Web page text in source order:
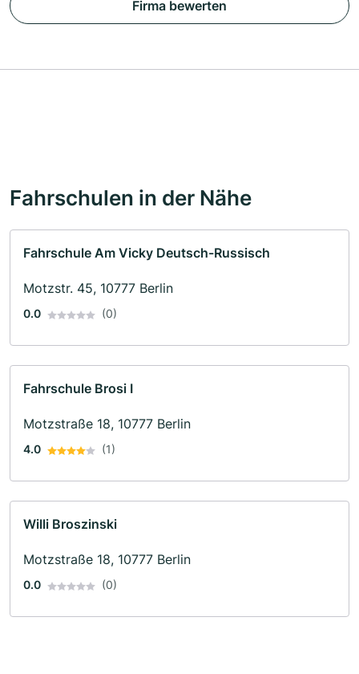
Firma bewerten
Fahrschulen in der Nähe
Fahrschule Am Vicky Deutsch-Russisch
Motzstr. 45, 10777 Berlin
0.0 (0)
Fahrschule Brosi I
Motzstraße 18, 10777 Berlin
4.0 (1)
Willi Broszinski
Motzstraße 18, 10777 Berlin
0.0 (0)